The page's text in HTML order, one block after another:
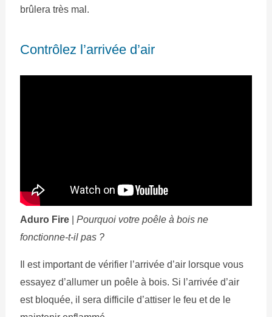
brûlera très mal.
Contrôlez l’arrivée d’air
Aduro Fire| Pourquoi votre poêle à bois ne
fonctionne-t-il pas ?
Il est important de vérifier l’arrivée d’air lorsque vous
essayez d’allumer un poêle à bois. Si l’arrivée d’air
est bloquée, il sera difficile d’attiser le feu et de le